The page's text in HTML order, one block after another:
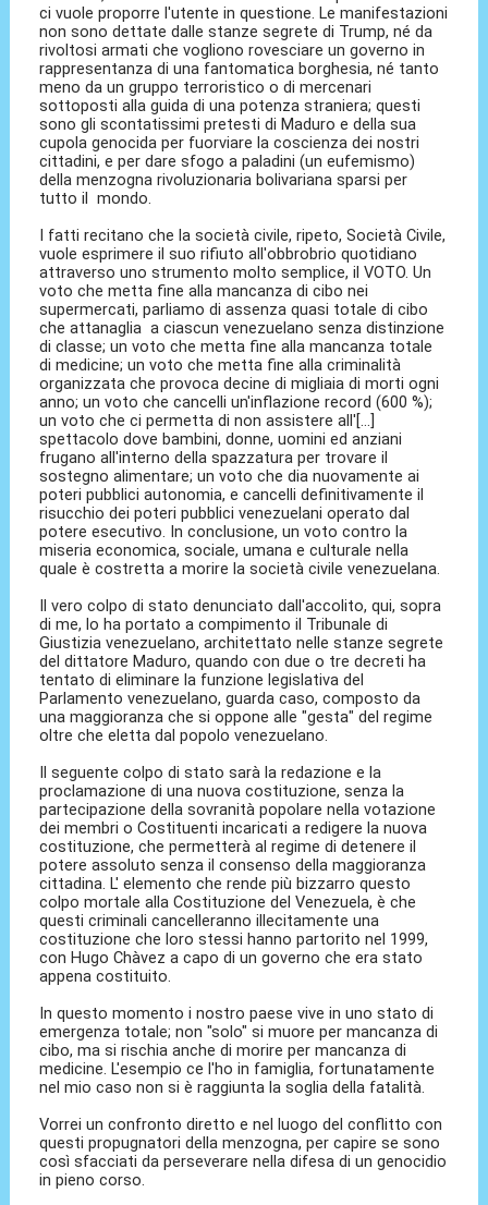
ci vuole proporre l'utente in questione. Le manifestazioni
non sono dettate dalle stanze segrete di Trump, né da
rivoltosi armati che vogliono rovesciare un governo in
rappresentanza di una fantomatica borghesia, né tanto
meno da un gruppo terroristico o di mercenari
sottoposti alla guida di una potenza straniera; questi
sono gli scontatissimi pretesti di Maduro e della sua
cupola genocida per fuorviare la coscienza dei nostri
cittadini, e per dare sfogo a paladini (un eufemismo)
della menzogna rivoluzionaria bolivariana sparsi per
tutto il mondo.
I fatti recitano che la società civile, ripeto, Società Civile,
vuole esprimere il suo rifiuto all'obbrobrio quotidiano
attraverso uno strumento molto semplice, il VOTO. Un
voto che metta fine alla mancanza di cibo nei
supermercati, parliamo di assenza quasi totale di cibo
che attanaglia a ciascun venezuelano senza distinzione
di classe; un voto che metta fine alla mancanza totale
di medicine; un voto che metta fine alla criminalità
organizzata che provoca decine di migliaia di morti ogni
anno; un voto che cancelli un'inflazione record (600 %);
un voto che ci permetta di non assistere all'[...]
spettacolo dove bambini, donne, uomini ed anziani
frugano all'interno della spazzatura per trovare il
sostegno alimentare; un voto che dia nuovamente ai
poteri pubblici autonomia, e cancelli definitivamente il
risucchio dei poteri pubblici venezuelani operato dal
potere esecutivo. In conclusione, un voto contro la
miseria economica, sociale, umana e culturale nella
quale è costretta a morire la società civile venezuelana.
Il vero colpo di stato denunciato dall'accolito, qui, sopra
di me, lo ha portato a compimento il Tribunale di
Giustizia venezuelano, architettato nelle stanze segrete
del dittatore Maduro, quando con due o tre decreti ha
tentato di eliminare la funzione legislativa del
Parlamento venezuelano, guarda caso, composto da
una maggioranza che si oppone alle "gesta" del regime
oltre che eletta dal popolo venezuelano.
Il seguente colpo di stato sarà la redazione e la
proclamazione di una nuova costituzione, senza la
partecipazione della sovranità popolare nella votazione
dei membri o Costituenti incaricati a redigere la nuova
costituzione, che permetterà al regime di detenere il
potere assoluto senza il consenso della maggioranza
cittadina. L' elemento che rende più bizzarro questo
colpo mortale alla Costituzione del Venezuela, è che
questi criminali cancelleranno illecitamente una
costituzione che loro stessi hanno partorito nel 1999,
con Hugo Chàvez a capo di un governo che era stato
appena costituito.
In questo momento i nostro paese vive in uno stato di
emergenza totale; non "solo" si muore per mancanza di
cibo, ma si rischia anche di morire per mancanza di
medicine. L'esempio ce l'ho in famiglia, fortunatamente
nel mio caso non si è raggiunta la soglia della fatalità.
Vorrei un confronto diretto e nel luogo del conflitto con
questi propugnatori della menzogna, per capire se sono
così sfacciati da perseverare nella difesa di un genocidio
in pieno corso.